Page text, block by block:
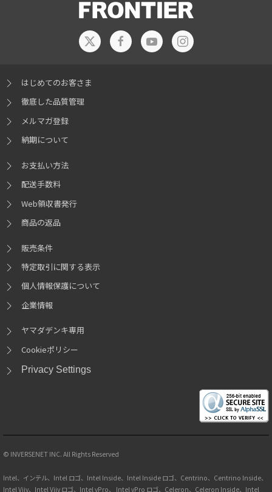
はじめてのお客さま
徹底した品質管理
メルマガ登録
納期について
お支払い方法
配送手数料
Web領収書発行
商品の返品
販売条件
特定取引に関する表示
個人情報保護について
企業情報
ヤマダデンキ専用
Cookieポリシー
Privacy Settings
© INVERSENET INC. All Rights Reserved
Intel、インテル、Intel ロゴ、Intel Inside、Intel Inside ロゴ、Centrino、Centrino Inside、
Intel Viiv、Intel Viiv ロゴ、Intel vPro、 Intel vPro ロゴ、Celeron、Celeron Inside、Intel